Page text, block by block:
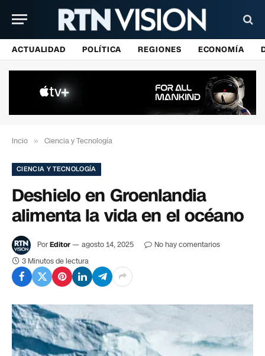
ACTUALIDAD POLÍTICA REGIONES ECONOMÍA
Incio » Ciencia y Tecnología
CIENCIA Y TECNOLOGÍA
Deshielo en Groenlandia
alimenta la vida en el océano
PorEditor agosto 14, 2025
No hay comentarios
3 Minutos de lectura